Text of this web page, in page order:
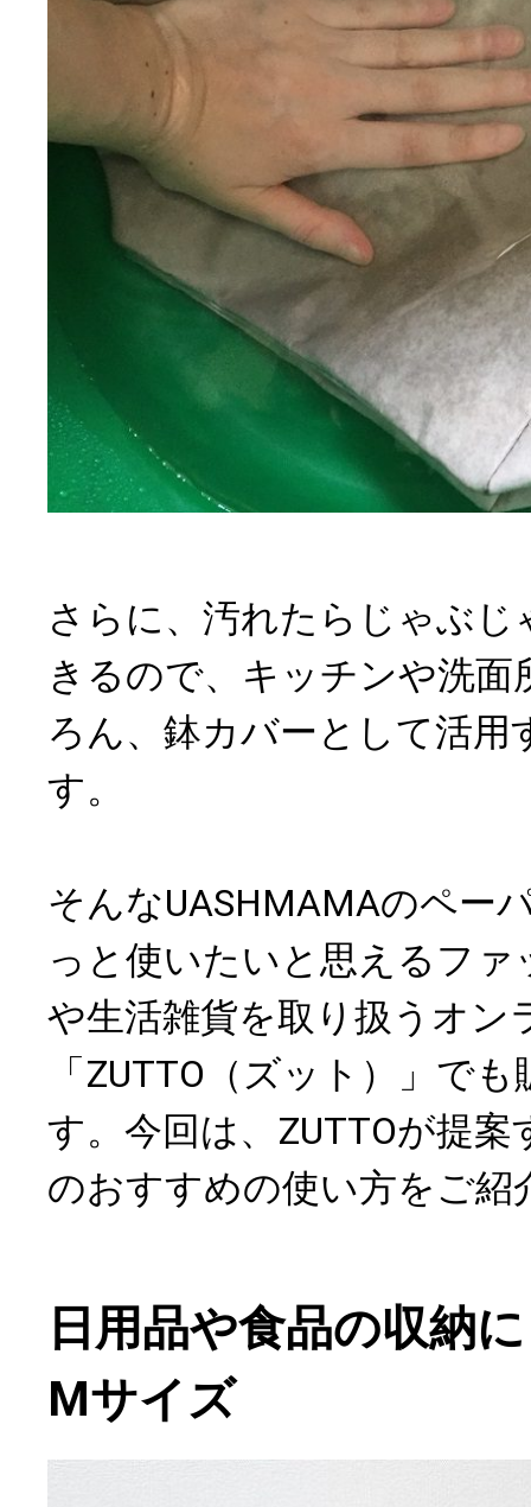
さらに、汚れたらじゃぶ
きるので、キッチンや洗面
ろん、鉢カバーとして活用
す。
そんなUASHMAMAのペー
っと使いたいと思えるフ
や生活雑貨を取り扱うオン
「ZUTTO（ズット）」で
す。今回は、ZUTTOが提
のおすすめの使い方をご紹
日用品や食品の収納
Mサイズ